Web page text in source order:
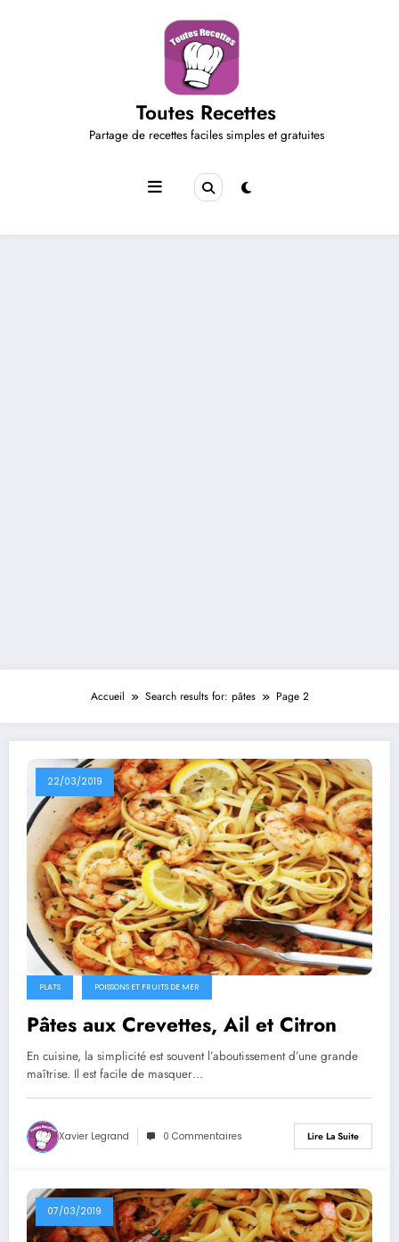
Toutes Recettes
Partage de recettes faciles simples et gratuites
Accueil Search results for: pâtes Page 2
22/03/2019
PLATS POISSONS ET FRUITS DE MER
Pâtes aux Crevettes, Ail et Citron
En cuisine, la simplicité est souvent l’aboutissement d’une grande
maîtrise. Il est facile de masquer…
Xavier Legrand 0 Commentaires Lire La Suite
07/03/2019